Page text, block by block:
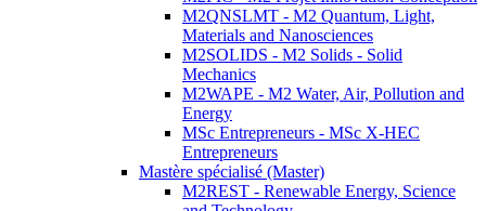
M2QNSLMT - M2 Quantum, Light,
Materials and Nanosciences
M2SOLIDS - M2 Solids - Solid
Mechanics
M2WAPE - M2 Water, Air, Pollution and
Energy
MSc Entrepreneurs - MSc X-HEC
Entrepreneurs
Mastère spécialisé (Master)
M2REST - Renewable Energy, Science